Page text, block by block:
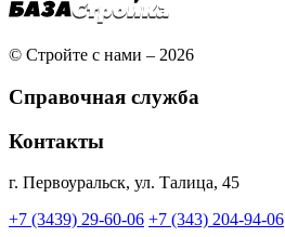
© Стройте с нами – 2026
Справочная служба
Контакты
г. Первоуральск, ул. Талица, 45
+7 (3439) 29-60-06 +7 (343) 204-94-06